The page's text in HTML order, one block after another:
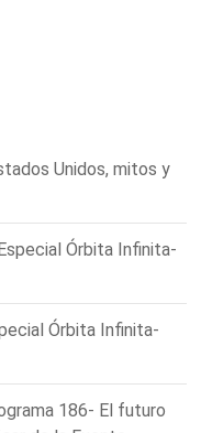
Unidos, mitos y
Órbita Infinita-
Órbita Infinita-
186- El futuro